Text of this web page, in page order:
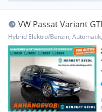
VW Passat Variant
NAVI / ...
Hybrid Elektro/Benzin,